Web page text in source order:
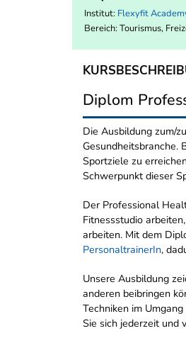
Institut: Flexyfit
Bereich: Tourismus,
Diplom
Die Ausbildung zum/
Gesundheitsbranche.
Sportziele zu
Schwerpunkt dieser
Der Professional
Fitnessstudio
arbeiten. Mit dem
PersonaltrainerIn,
Unsere Ausbildung
anderen beibringen
Techniken im
Sie sich jederzeit und